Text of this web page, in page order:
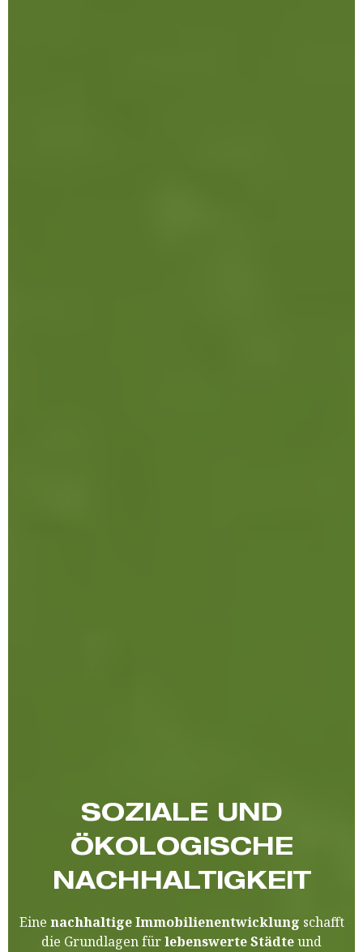
SOZIALE UND
ÖKOLOGISCHE
NACHHALTIGKEIT
Eine nachhaltige Immobilienentwicklung schafft
die Grundlagen fürlebenswerte Städteund